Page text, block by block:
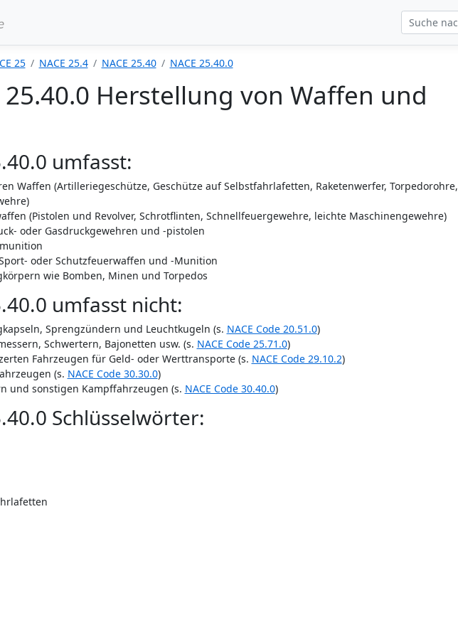
25 NACE 25.4 NACE 25.40 NACE 25.40.0
25.40.0 Herstellung von Waffen und
umfasst:
Waffen (Artilleriegeschütze, Geschütze auf Selbstfahrlafetten, Raketenwerfer, Torpedorohre,
(Pistolen und Revolver, Schrotflinten, Schnellfeuergewehre, leichte Maschinengewehre)
oder Gasdruckgewehren und -pistolen
oder Schutzfeuerwaffen und -Munition
wie Bomben, Minen und Torpedos
umfasst nicht:
Sprengzündern und Leuchtkugeln (s. NACE Code 20.51.0)
Schwertern, Bajonetten usw. (s. NACE Code 25.71.0)
Fahrzeugen für Geld- oder Werttransporte (s. NACE Code 29.10.2)
(s. NACE Code 30.30.0)
und sonstigen Kampffahrzeugen (s. NACE Code 30.40.0)
Schlüsselwörter: